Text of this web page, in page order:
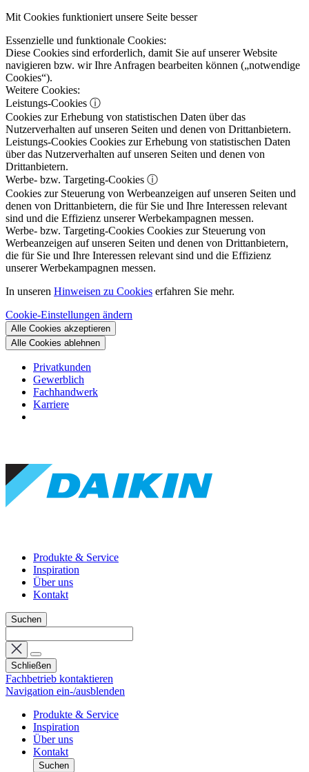
Mit Cookies funktioniert unsere Seite besser
Essenzielle und funktionale Cookies:
Diese Cookies sind erforderlich, damit Sie auf unserer Website
navigieren bzw. wir Ihre Anfragen bearbeiten können („notwendige
Cookies“).
Weitere Cookies:
Leistungs-Cookies ⓘ
Cookies zur Erhebung von statistischen Daten über das
Nutzerverhalten auf unseren Seiten und denen von Drittanbietern.
Leistungs-Cookies Cookies zur Erhebung von statistischen Daten
über das Nutzerverhalten auf unseren Seiten und denen von
Drittanbietern.
Werbe- bzw. Targeting-Cookies ⓘ
Cookies zur Steuerung von Werbeanzeigen auf unseren Seiten und
denen von Drittanbietern, die für Sie und Ihre Interessen relevant
sind und die Effizienz unserer Werbekampagnen messen.
Werbe- bzw. Targeting-Cookies Cookies zur Steuerung von
Werbeanzeigen auf unseren Seiten und denen von Drittanbietern,
die für Sie und Ihre Interessen relevant sind und die Effizienz
unserer Werbekampagnen messen.
In unseren Hinweisen zu Cookies erfahren Sie mehr.
Cookie-Einstellungen ändern
Alle Cookies akzeptieren
Alle Cookies ablehnen
Privatkunden
Gewerblich
Fachhandwerk
Karriere
Produkte & Service
Inspiration
Über uns
Kontakt
Suchen
Schließen
Fachbetrieb kontaktieren
Navigation ein-/ausblenden
Produkte & Service
Inspiration
Über uns
Kontakt
Suchen